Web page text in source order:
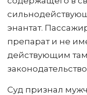
энантат.
препарат и не
действующим
Суд признал